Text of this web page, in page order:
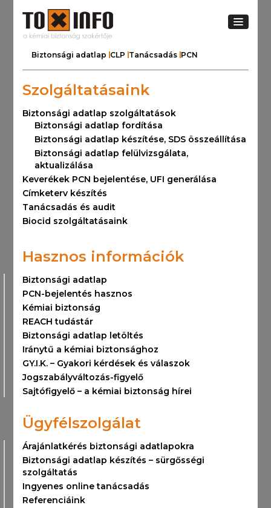
Biztonsági adatlap CLP Tanácsadás PCN
Szolgáltatásaink
Biztonsági adatlap szolgáltatások
Biztonsági adatlap fordítása
Biztonsági adatlap készítése, SDS összeállítása
Biztonsági adatlap felülvizsgálata,
aktualizálása
Keverékek PCN bejelentése, UFI generálása
Címketerv készítés
Tanácsadás és audit
Biocid szolgáltatásaink
Hasznos információk
Biztonsági adatlap
PCN-bejelentés hasznos
Kémiai biztonság
REACH tudástár
Biztonsági adatlap letöltés
Iránytű a kémiai biztonsághoz
GY.I.K. – Gyakori kérdések és válaszok
Jogszabályváltozás-figyelő
Sajtófigyelő – a kémiai biztonság hírei
Ügyfélszolgálat
Árajánlatkérés biztonsági adatlapokra
Biztonsági adatlap készítés – sürgősségi
szolgáltatás
Ingyenes online tanácsadás
Referenciáink